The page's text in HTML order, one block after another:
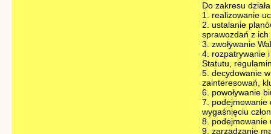
Do zakresu
1. realizowanie
2. ustalanie
sprawozdań z ich
3. zwoływanie
4. rozpatrywanie
Statutu,
5. decydowanie
zainteresowań,
6. powoływanie
7. podejmowanie
wygaśnięciu
8. podejmowanie
9. zarządzanie